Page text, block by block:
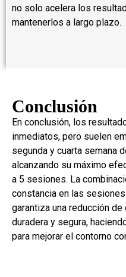
no solo acelera los
mantenerlos a largo plazo.
Conclusión
En conclusión, los
inmediatos, pero suelen
segunda y cuarta semana
alcanzando su máximo
a 5 sesiones. La
constancia en las
garantiza una reducción
duradera y segura,
para mejorar el contorno